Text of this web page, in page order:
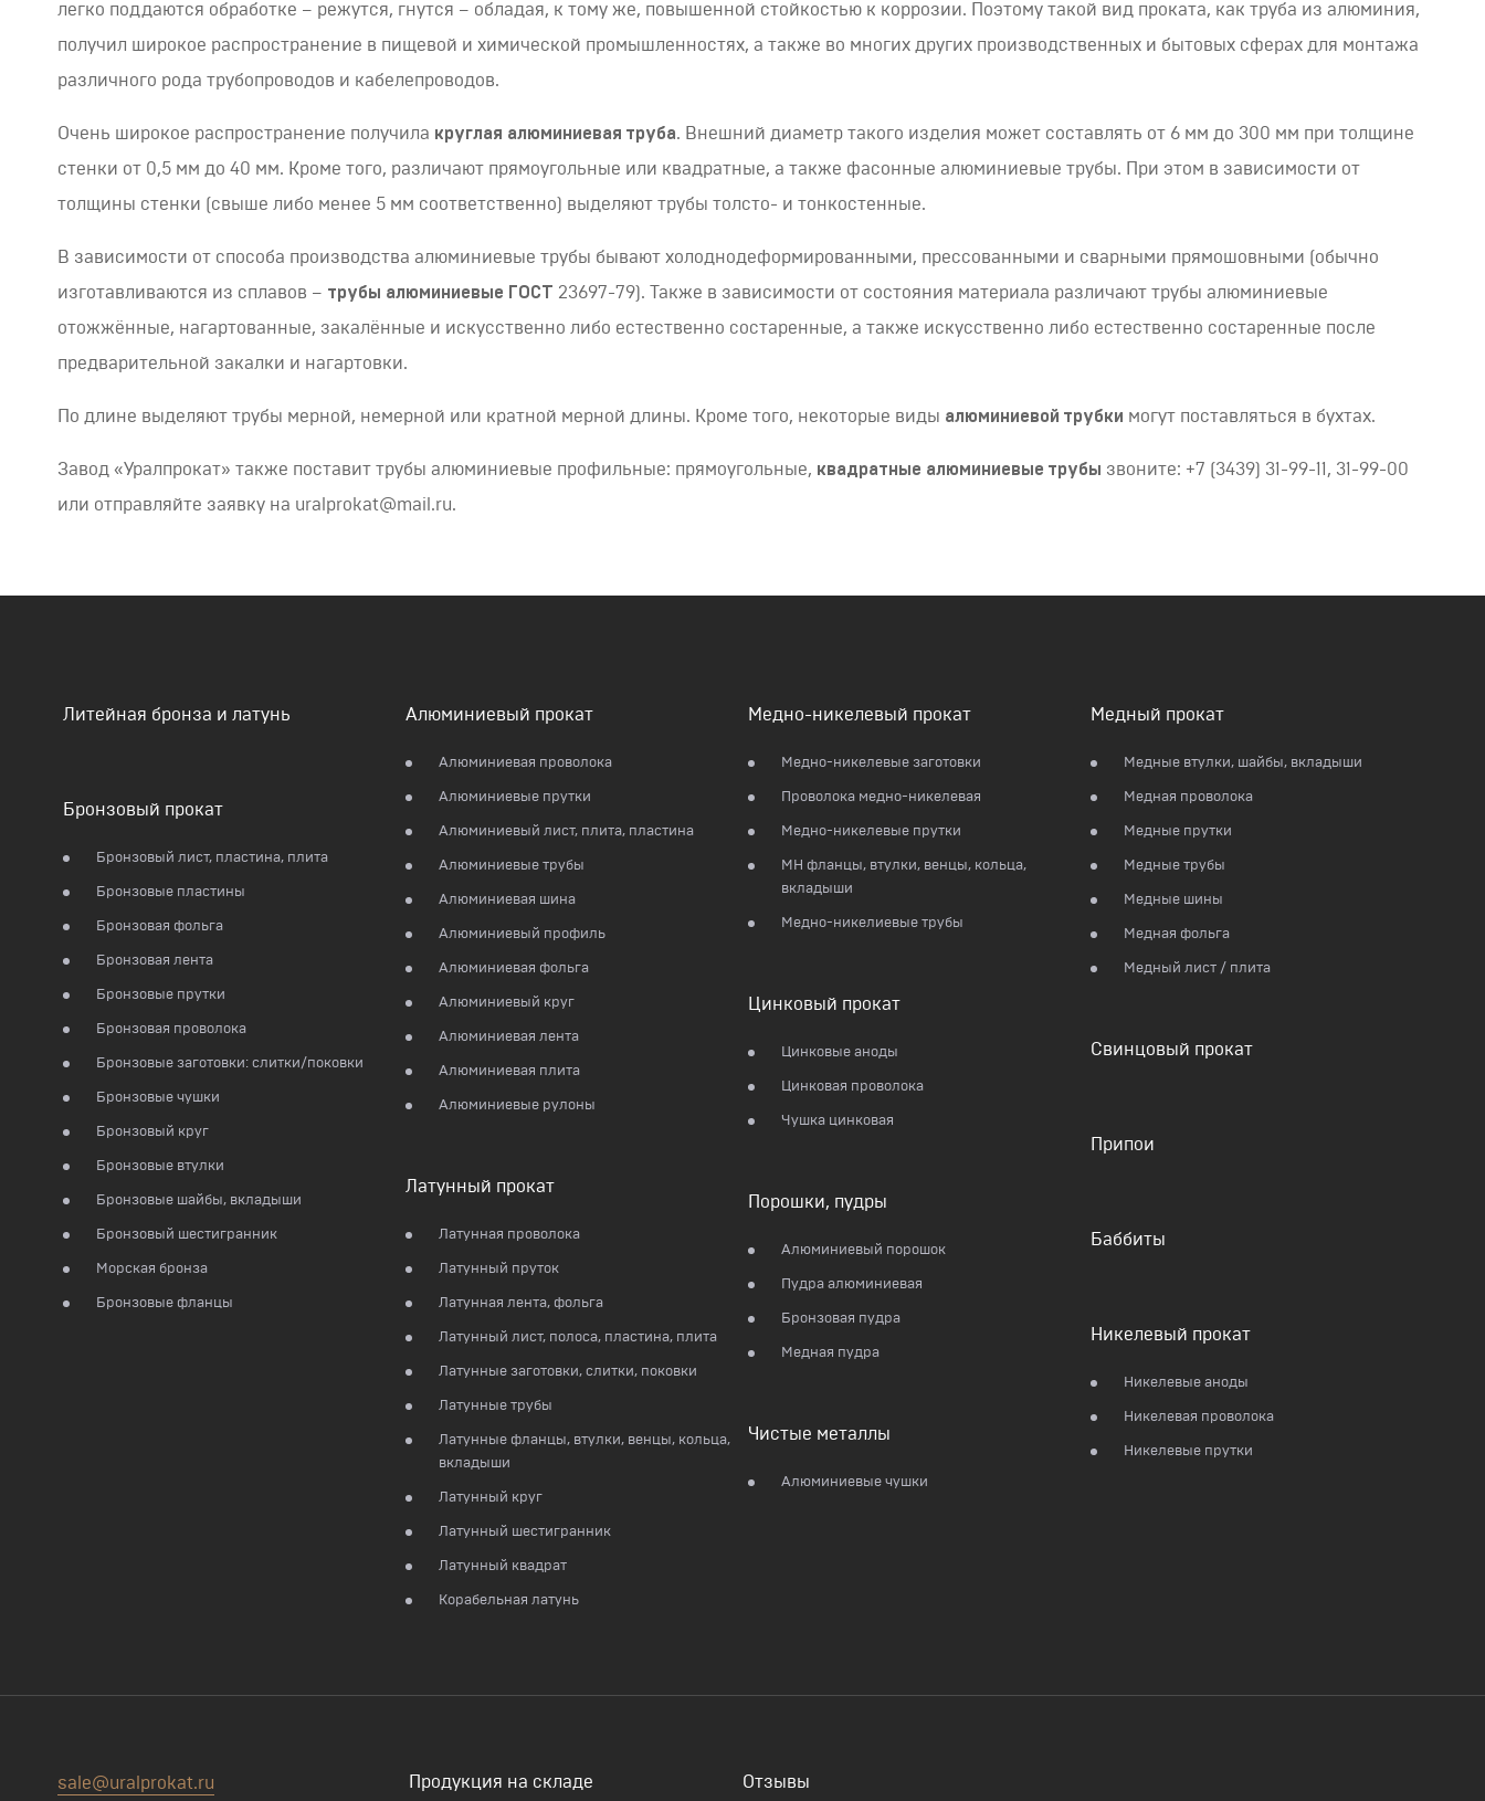
легко поддаются обработке – режутся, гнутся – обладая, к тому же, повышенной стойкостью к коррозии. Поэтому такой вид проката, как труба из алюминия,
получил широкое распространение в пищевой и химической промышленностях, а также во многих других производственных и бытовых сферах для монтажа
различного рода трубопроводов и кабелепроводов.
Очень широкое распространение получила круглая алюминиевая труба. Внешний диаметр такого изделия может составлять от 6 мм до 300 мм при толщине
стенки от 0,5 мм до 40 мм. Кроме того, различают прямоугольные или квадратные, а также фасонные алюминиевые трубы. При этом в зависимости от
толщины стенки (свыше либо менее 5 мм соответственно) выделяют трубы толсто- и тонкостенные.
В зависимости от способа производства алюминиевые трубы бывают холоднодеформированными, прессованными и сварными прямошовными (обычно
изготавливаются из сплавов – трубы алюминиевые ГОСТ 23697-79). Также в зависимости от состояния материала различают трубы алюминиевые
отожжённые, нагартованные, закалённые и искусственно либо естественно состаренные, а также искусственно либо естественно состаренные после
предварительной закалки и нагартовки.
По длине выделяют трубы мерной, немерной или кратной мерной длины. Кроме того, некоторые виды алюминиевой трубки могут поставляться в бухтах.
Завод «Уралпрокат» также поставит трубы алюминиевые профильные: прямоугольные, квадратные алюминиевые трубы звоните: +7 (3439) 31-99-11, 31-99-00
или отправляйте заявку на uralprokat@mail.ru.
Литейная бронза и латунь
Бронзовый прокат
Бронзовый лист, пластина, плита
Бронзовые пластины
Бронзовая фольга
Бронзовая лента
Бронзовые прутки
Бронзовая проволока
Бронзовые заготовки: слитки/поковки
Бронзовые чушки
Бронзовый круг
Бронзовые втулки
Бронзовые шайбы, вкладыши
Бронзовый шестигранник
Морская бронза
Бронзовые фланцы
Алюминиевый прокат
Алюминиевая проволока
Алюминиевые прутки
Алюминиевый лист, плита, пластина
Алюминиевые трубы
Алюминиевая шина
Алюминиевый профиль
Алюминиевая фольга
Алюминиевый круг
Алюминиевая лента
Алюминиевая плита
Алюминиевые рулоны
Латунный прокат
Латунная проволока
Латунный пруток
Латунная лента, фольга
Латунный лист, полоса, пластина, плита
Латунные заготовки, слитки, поковки
Латунные трубы
Латунные фланцы, втулки, венцы, кольца,
вкладыши
Латунный круг
Латунный шестигранник
Латунный квадрат
Корабельная латунь
Медно-никелевый прокат
Медно-никелевые заготовки
Проволока медно-никелевая
Медно-никелевые прутки
МН фланцы, втулки, венцы, кольца,
вкладыши
Медно-никелиевые трубы
Цинковый прокат
Цинковые аноды
Цинковая проволока
Чушка цинковая
Порошки, пудры
Алюминиевый порошок
Пудра алюминиевая
Бронзовая пудра
Медная пудра
Чистые металлы
Алюминиевые чушки
Медный прокат
Медные втулки, шайбы, вкладыши
Медная проволока
Медные прутки
Медные трубы
Медные шины
Медная фольга
Медный лист / плита
Свинцовый прокат
Припои
Баббиты
Никелевый прокат
Никелевые аноды
Никелевая проволока
Никелевые прутки
sale@uralprokat.ru Продукция на складе Отзывы